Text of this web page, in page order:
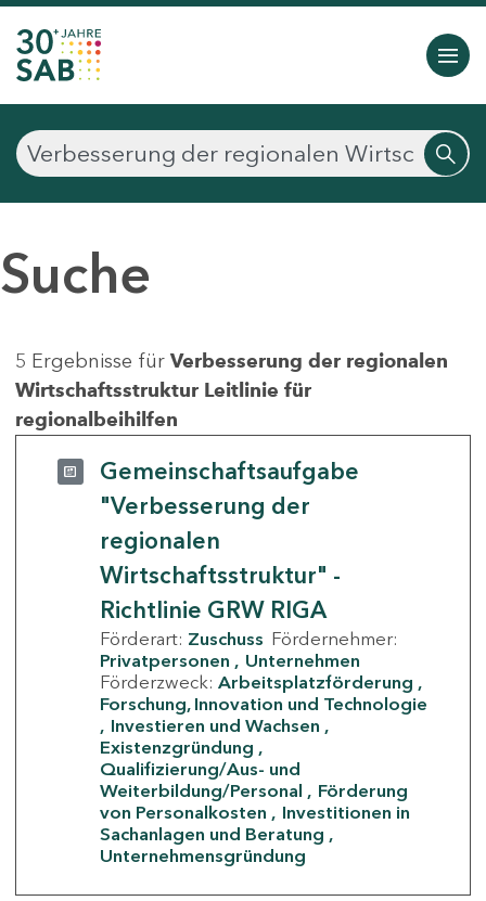
Suche
5 Ergebnisse für Verbesserung der regionalen
Wirtschaftsstruktur Leitlinie für
regionalbeihilfen
Gemeinschaftsaufgabe
"Verbesserung der
regionalen
Wirtschaftsstruktur" -
Richtlinie GRW RIGA
Förderart: Zuschuss Fördernehmer:
Privatpersonen
Unternehmen
Förderzweck: Arbeitsplatzförderung
Forschung, Innovation und Technologie
Investieren und Wachsen
Existenzgründung
Qualifizierung/Aus- und
Weiterbildung/Personal
Förderung
von Personalkosten
Investitionen in
Sachanlagen und Beratung
Unternehmensgründung